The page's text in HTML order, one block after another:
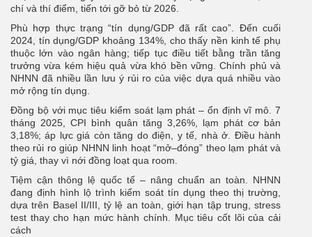
chí và thí điểm, tiến tới gỡ bỏ từ 2026.
Phù hợp thực trạng “tín dụng/GDP đã rất cao”. Đến cuối
2024, tín dụng/GDP khoảng 134%, cho thấy nền kinh tế phụ
thuộc lớn vào ngân hàng; tiếp tục điều tiết bằng trần tăng
trưởng vừa kém hiệu quả vừa khó bền vững. Chính phủ và
NHNN đã nhiều lần lưu ý rủi ro của việc dựa quá nhiều vào
mở rộng tín dụng.
Đồng bộ với mục tiêu kiểm soát lạm phát – ổn định vĩ mô. 7
tháng 2025, CPI bình quân tăng 3,26%, lạm phát cơ bản
3,18%; áp lực giá còn tăng do điện, y tế, nhà ở. Điều hành
theo rủi ro giúp NHNN linh hoạt “mở–đóng” theo lạm phát và
tỷ giá, thay vì nới đồng loạt qua room.
Tiệm cận thông lệ quốc tế – nâng chuẩn an toàn. NHNN
đang định hình lộ trình kiểm soát tín dụng theo thị trường,
dựa trên Basel II/III, tỷ lệ an toàn, giới hạn tập trung, stress
test thay cho hạn mức hành chính. Mục tiêu cốt lõi của cải
cách